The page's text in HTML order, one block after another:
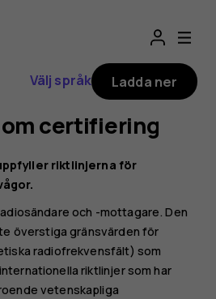
Välj språk Ladda ner
certifiering
riktlinjerna för
och -mottagare. Den
överstiga gränsvärden för
radiofrekvensfält) som
riktlinjer som har
vetenskapliga